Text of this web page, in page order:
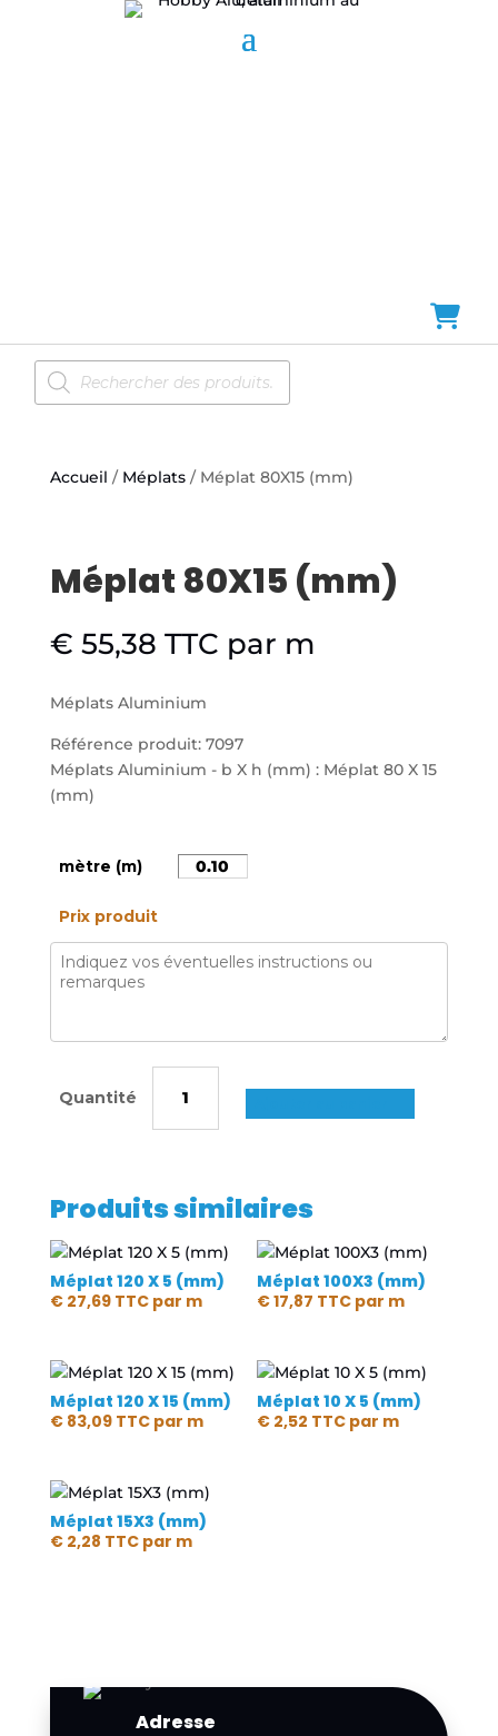
Recherche
de
produits
Accueil / Méplats/ Méplat 80X15 (mm)
Méplat 80X15 (mm)
€ 55,38 TTC par m
Méplats Aluminium
Référence produit: 7097
Méplats Aluminium - b X h (mm) : Méplat 80 X 15
(mm)
mètre (m)
Prix produit
Méplat
Produits similaires
Méplat 120 X 5 (mm)
€27,69 TTCpar m
Méplat 100X3 (mm)
€17,87 TTC par m
Méplat 120 X 15 (mm)
€83,09 TTCpar m
Méplat 10 X 5 (mm)
€ 2,52 TTC par m
Méplat 15X3 (mm)
€2,28 TTCpar m
Adresse